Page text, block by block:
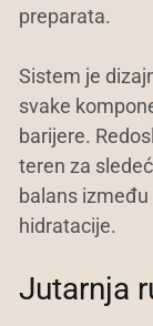
preparata.
Sistem je
svake
barijere.
teren za
balans
hidratacije.
Jutarnja